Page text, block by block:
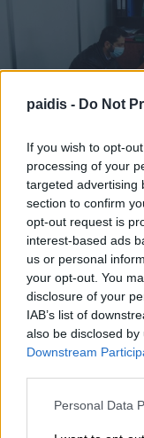
paidis - Do Not
If you wish to opt-
processing of your
targeted advertising
section to confirm
opt-out request is
interest-based ads
us or personal
your opt-out. You
disclosure of your
IAB’s list of
also be disclosed
Downstream
Personal Data
ΕΚΠΑΙΔΕΥΣΗ
ΧΩΡΙΣ
ΑΝΟΙΓΜΑ ΤΩΝ
09/05/2020 , 18:30